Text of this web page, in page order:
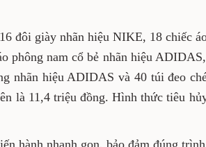
đôi giày nhãn hiệu NIKE, 18 chiếc
phông nam cổ bẻ nhãn hiệu
nhãn hiệu ADIDAS và 40 túi đeo
là 11,4 triệu đồng. Hình thức tiêu
hành nhanh gọn, bảo đảm đúng